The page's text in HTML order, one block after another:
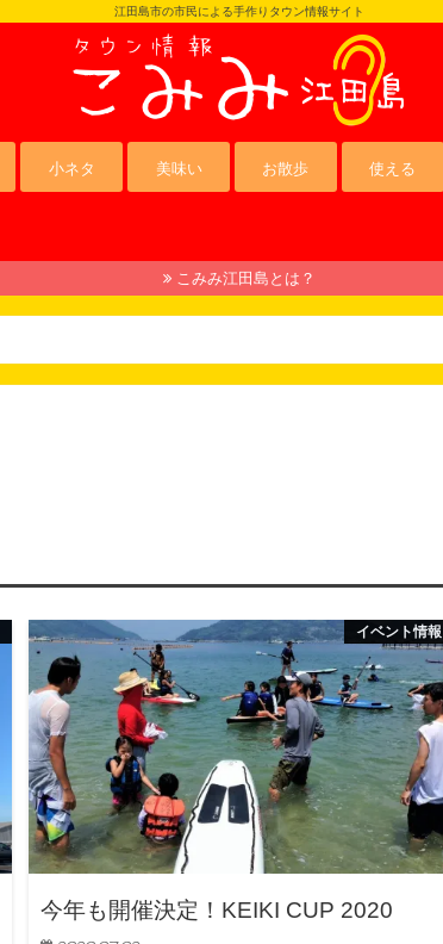
江田島市の市民による手作りタウン情報サイト
小ネタ 美味い お散歩 使える
こみみ江田島とは？
イベント情報
今年も開催決定！KEIKI CUP 2020